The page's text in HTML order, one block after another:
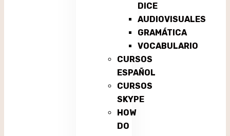
DICE
AUDIOVISUALES
GRAMÁTICA
VOCABULARIO
CURSOS
ESPAÑOL
CURSOS
SKYPE
HOW
DO